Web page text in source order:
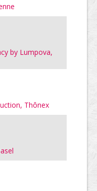
by Lumpova,
Thônex